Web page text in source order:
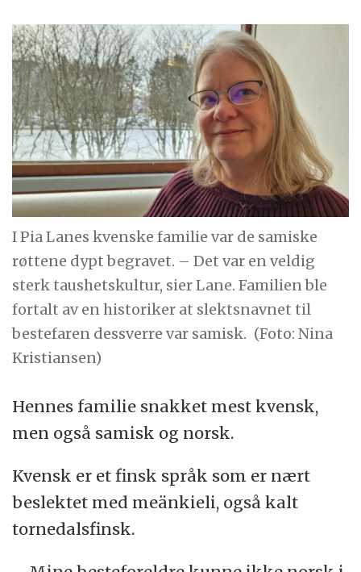
I Pia Lanes kvenske familie var de samiske
røttene dypt begravet. – Det var en veldig
sterk taushetskultur, sier Lane. Familien ble
fortalt av en historiker at slektsnavnet til
bestefaren dessverre var samisk. (Foto: Nina
Kristiansen)
Hennes familie snakket mest kvensk,
men også samisk og norsk.
Kvensk er et finsk språk som er nært
beslektet med meänkieli, også kalt
tornedalsfinsk.